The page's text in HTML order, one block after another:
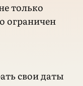
только
ограничен
свои даты